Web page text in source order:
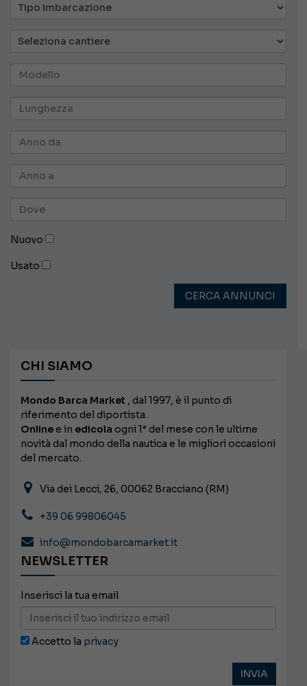
Nuovo
Usato
CERCA ANNUNCI
CHI SIAMO
Mondo Barca Market , dal 1997, è il punto di
riferimento del diportista.
Online e in edicola ogni 1° del mese con le ultime
novità dal mondo della nautica e le migliori occasioni
del mercato.
Via dei Lecci, 26, 00062 Bracciano (RM)
+39 06 99806045
info@mondobarcamarket.it
NEWSLETTER
Inserisci la tua email
Accetto la privacy